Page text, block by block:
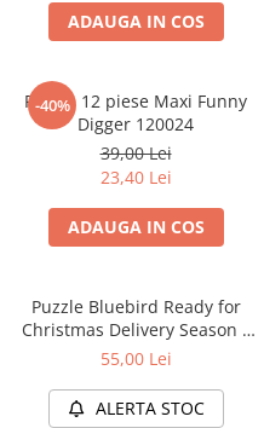
Battletech
Miniaturi Arkham Horror
Miniaturi HEROCLIX
Accesorii pentru boardgames
Protectii carti (Sleeves)
Playmats
Portofolii/ Clasoare pentru carti
ADAUGA IN COS
-40%
Puzzle 12 piese Maxi Funny
Digger 120024
39,00 Lei
23,40 Lei
ADAUGA IN COS
Puzzle Bluebird Ready for
Christmas Delivery Season –
12 piese (Kids)
55,00 Lei
ALERTA STOC